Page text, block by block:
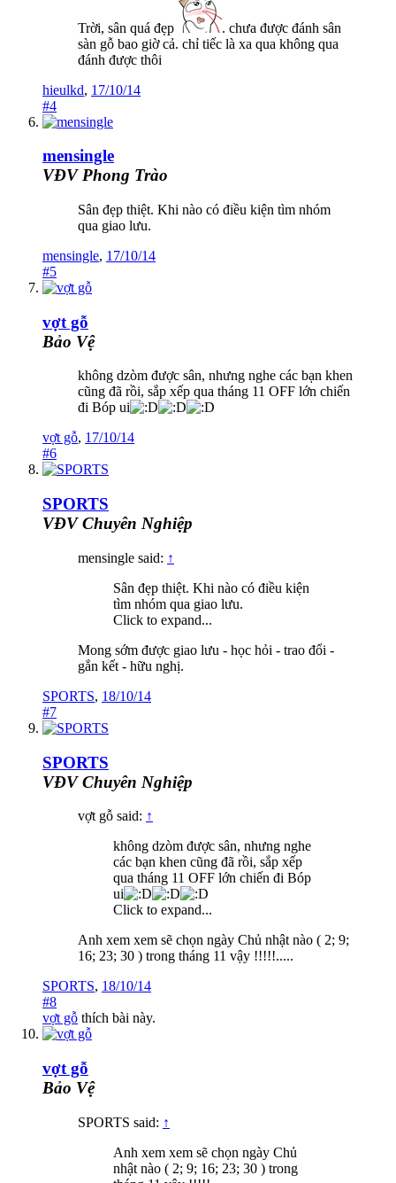
Trời, sân quá đẹp
. chưa được đánh sân
sàn gỗ bao giờ cả. chỉ tiếc là xa qua không qua
đánh được thôi
hieulkd, 17/10/14
#4
mensingle
VĐV Phong Trào
Sân đẹp thiệt. Khi nào có điều kiện tìm nhóm
qua giao lưu.
mensingle, 17/10/14
#5
vợt gỗ
Bảo Vệ
không dzòm được sân, nhưng nghe các bạn khen
cũng đã rồi, sắp xếp qua tháng 11 OFF lớn chiến
đi Bóp ui
vợt gỗ, 17/10/14
#6
SPORTS
VĐV Chuyên Nghiệp
mensingle said: ↑
Sân đẹp thiệt. Khi nào có điều kiện
tìm nhóm qua giao lưu.
Click to expand...
Mong sớm được giao lưu - học hỏi - trao đổi -
gắn kết - hữu nghị.
SPORTS, 18/10/14
#7
SPORTS
VĐV Chuyên Nghiệp
vợt gỗ said: ↑
không dzòm được sân, nhưng nghe
các bạn khen cũng đã rồi, sắp xếp
qua tháng 11 OFF lớn chiến đi Bóp
ui
Click to expand...
Anh xem xem sẽ chọn ngày Chủ nhật nào ( 2; 9;
16; 23; 30 ) trong tháng 11 vậy !!!!!.....
SPORTS, 18/10/14
#8
vợt gỗ thích bài này.
vợt gỗ
Bảo Vệ
SPORTS said: ↑
Anh xem xem sẽ chọn ngày Chủ
nhật nào ( 2; 9; 16; 23; 30 ) trong